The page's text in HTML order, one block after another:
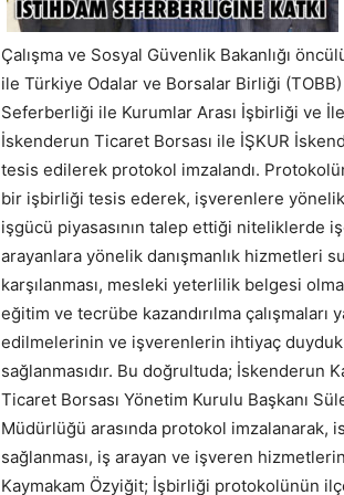
Çalışma ve Sosyal Güvenlik Bakanlığı
ile Türkiye Odalar ve Borsalar Birliği
Seferberliği ile Kurumlar Arası İşbirliği ve
İskenderun Ticaret Borsası ile İŞKUR
tesis edilerek protokol imzalandı.
bir işbirliği tesis ederek, işverenlere
işgücü piyasasının talep ettiği niteliklerde
arayanlara yönelik danışmanlık hizmetleri
karşılanması, mesleki yeterlilik belgesi
eğitim ve tecrübe kazandırılma
edilmelerinin ve işverenlerin ihtiyaç
sağlanmasıdır. Bu doğrultuda; İskenderun
Ticaret Borsası Yönetim Kurulu Başkanı
Müdürlüğü arasında protokol imzalanarak,
sağlanması, iş arayan ve işveren
Kaymakam Özyiğit; İşbirliği protokolünün